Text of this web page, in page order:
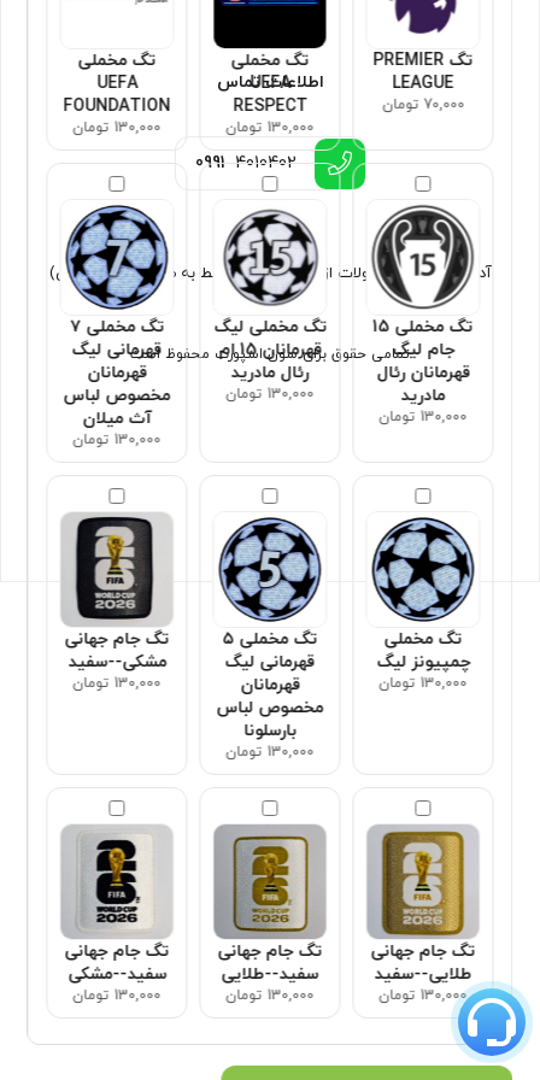
تگ PREMIER
LEAGUE
70,000 تومان
تگ مخملی
UEFA
RESPECT
130,000 تومان
تگ مخملی
UEFA
FOUNDATION
130,000 تومان
تگ مخملی 15
جام لیگ
قهرمانان رئال
مادرید
130,000 تومان
تگ مخملی لیگ
قهرمانان 15 ام
رئال مادرید
130,000 تومان
تگ مخملی ۷
قهرمانی لیگ
قهرمانان
مخصوص لباس
آث میلان
130,000 تومان
تگ مخملی
چمپیونز لیگ
130,000 تومان
تگ مخملی ۵
قهرمانی لیگ
قهرمانان
مخصوص لباس
بارسلونا
130,000 تومان
تگ جام جهانی
مشکی--سفید
130,000 تومان
تگ جام جهانی
طلایی--سفید
130,000 تومان
تگ جام جهانی
سفید--طلایی
130,000 تومان
تگ جام جهانی
سفید--مشکی
130,000 تومان
اطلاعات تماس
0991 4010402
آدرس : ارسال محصولات از تهران (فروش فقط به صورت غیر حضوری)
تمامی حقوق برای سون اسپورت محفوظ است